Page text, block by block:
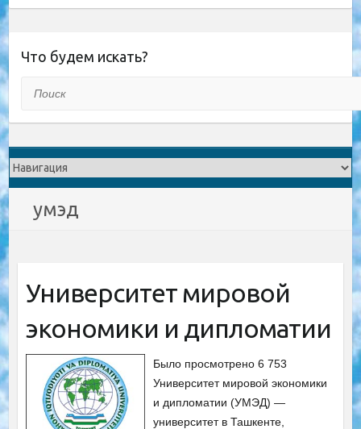
Что будем искать?
умэд
Университет мировой
экономики и дипломатии
Было просмотрено 6 753
Университет мировой экономики
и дипломатии (УМЭД) —
университет в Ташкенте,